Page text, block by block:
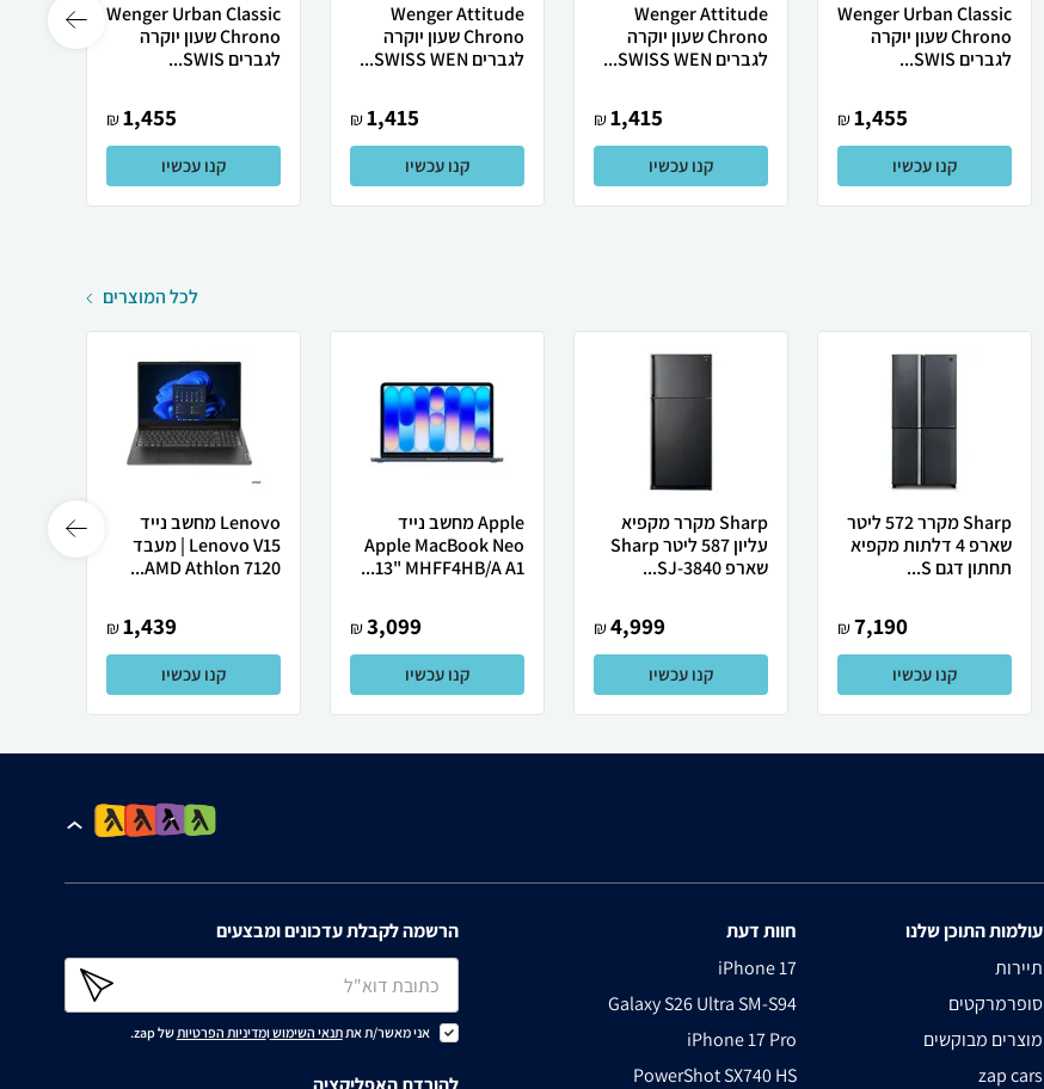
Wenger Urban Classic
Chrono שעון יוקרה
לגברים SWIS...
1,455
₪
קנו עכשיו
Wenger Attitude
Chrono שעון יוקרה
לגברים SWISS WEN...
1,415
₪
קנו עכשיו
Wenger Attitude
Chrono שעון יוקרה
לגברים SWISS WEN...
1,415
₪
קנו עכשיו
Wenger Urban Classic
Chrono שעון יוקרה
לגברים SWIS...
1,455
₪
קנו עכשיו
לכל המוצרים
Sharp מקרר 572 ליטר
שארפ 4 דלתות מקפיא
תחתון דגם S...
7,190
₪
קנו עכשיו
Sharp מקרר מקפיא
עליון 587 ליטר Sharp
שארפ SJ-3840...
4,999
₪
קנו עכשיו
Apple מחשב נייד
Apple MacBook Neo
13" MHFF4HB/A A1...
3,099
₪
קנו עכשיו
Lenovo מחשב נייד
Lenovo V15 | מעבד
AMD Athlon 7120...
1,439
₪
קנו עכשיו
עולמות התוכן שלנו
תיירות
סופרמרקטים
מוצרים מבוקשים
zap cars
חוות דעת
iPhone 17
Galaxy S26 Ultra SM-S94
iPhone 17 Pro
PowerShot SX740 HS
הרשמה לקבלת עדכונים ומבצעים
אני מאשר/ת אתתנאי השימושומדיניות הפרטיותשל zap.